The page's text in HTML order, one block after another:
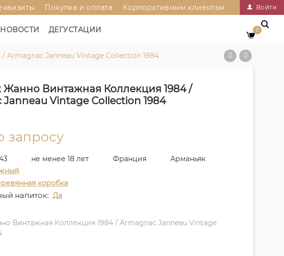
Войти
Покупка и оплата Корпоративным клиентам
НОВОСТИ ДЕГУСТАЦИИ 0
Janneau Vintage Collection 1984
Винтажная Коллекция 1984 /
Vintage Collection 1984
запросу
не менее 18 лет Франция Арманьяк
коробка
напиток: Да
Винтажная Коллекция 1984 / Armagnac Janneau Vintage